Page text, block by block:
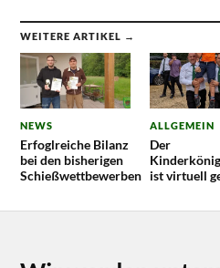
WEITERE ARTIKEL →
NEWS
Erfoglreiche Bilanz
bei den bisherigen
Schießwettbewerben
ALLGEMEIN
Der
ist virtuell